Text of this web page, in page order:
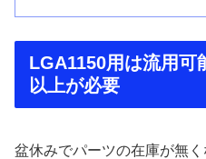
LGA1150用は流用可
以上が必要
盆休みでパーツの在庫が無